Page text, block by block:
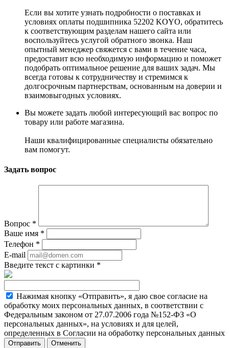
Если вы хотите узнать подробности о поставках и
условиях оплаты подшипника 52202 KOYO, обратитесь
к соответствующим разделам нашего сайта или
воспользуйтесь услугой обратного звонка. Наш
опытный менеджер свяжется с вами в течение часа,
предоставит всю необходимую информацию и поможет
подобрать оптимальное решение для ваших задач. Мы
всегда готовы к сотрудничеству и стремимся к
долгосрочным партнерствам, основанным на доверии и
взаимовыгодных условиях.
Вы можете задать любой интересующий вас вопрос по
товару или работе магазина.
Наши квалифицированные специалисты обязательно
вам помогут.
Задать вопрос
Вопрос *
Ваше имя *
Телефон *
E-mail
Введите текст с картинки *
Нажимая кнопку «Отправить», я даю свое согласие на
обработку моих персональных данных, в соответствии с
Федеральным законом от 27.07.2006 года №152-ФЗ «О
персональных данных», на условиях и для целей,
определенных в Согласии на обработку персональных данных
Отменить